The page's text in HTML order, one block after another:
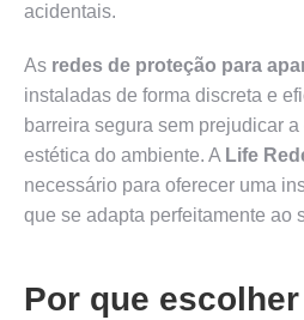
acidentais.
As redes de proteção para
instaladas de forma discreta e
barreira segura sem prejudicar
estética do ambiente. A Life
necessário para oferecer uma
que se adapta perfeitamente ao
Por que